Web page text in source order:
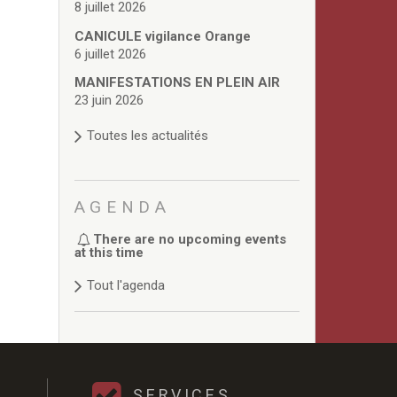
8 juillet 2026
CANICULE vigilance Orange
6 juillet 2026
MANIFESTATIONS EN PLEIN AIR
23 juin 2026
Toutes les actualités
AGENDA
There are no upcoming events
at this time
Tout l'agenda